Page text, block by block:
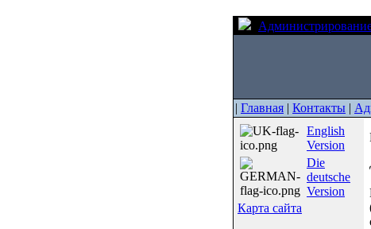
| Главная | Контакты |
English
Version
Die
deutsche
Version
Карта сайта